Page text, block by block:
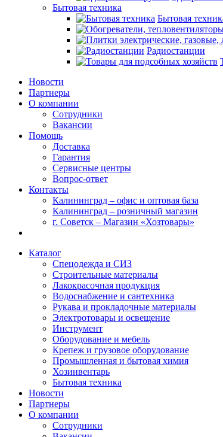
Бытовая техника
Бытовая
Радиостанции
Новости
Партнеры
О компании
Сотрудники
Вакансии
Помощь
Доставка
Гарантия
Сервисные центры
Вопрос-ответ
Контакты
Калининград – офис и оптовая база
Калининград – розничный магазин
г. Советск – Магазин «Хозтовары»
Каталог
Спецодежда и СИЗ
Строительные материалы
Лакокрасочная продукция
Водоснабжение и сантехника
Рукава и прокладочные материалы
Электротовары и освещение
Инструмент
Оборудование и мебель
Крепеж и грузовое оборудование
Промышленная и бытовая химия
Хозинвентарь
Бытовая техника
Новости
Партнеры
О компании
Сотрудники